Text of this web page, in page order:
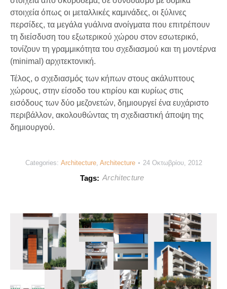
στοιχεία όπως οι μεταλλικές καμινάδες, οι ξύλινες
περσίδες, τα μεγάλα γυάλινα ανοίγματα που επιτρέπουν
τη διείσδυση του εξωτερικού χώρου στον εσωτερικό,
τονίζουν τη γραμμικότητα του σχεδιασμού και τη μοντέρνα
(minimal) αρχιτεκτονική.
Τέλος, ο σχεδιασμός των κήπων στους ακάλυπτους
χώρους, στην είσοδο του κτιρίου και κυρίως στις
εισόδους των δύο μεζονετών, δημιουργεί ένα ευχάριστο
περιβάλλον, ακολουθώντας τη σχεδιαστική άποψη της
δημιουργού.
Categories: Architecture, Architecture 24 Οκτωβρίου, 2012
Tags: Architecture